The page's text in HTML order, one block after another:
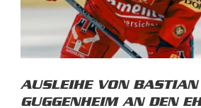
AUSLEIHE VON BASTIAN
GUGGENHEIM AN DEN